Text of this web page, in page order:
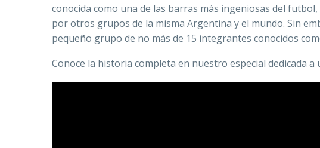
conocida como una de las barras más ingeniosas del
por otros grupos de la misma Argentina y el mundo. Sin
pequeño grupo de no más de 15 integrantes conocidos
Conoce la historia completa en nuestro especial dedicada a